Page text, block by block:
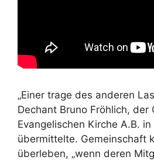
„Einer trage des anderen
Dechant Bruno Fröhlich, der
Evangelischen Kirche A.B. in
übermittelte. Gemeinschaft
überleben, „wenn deren